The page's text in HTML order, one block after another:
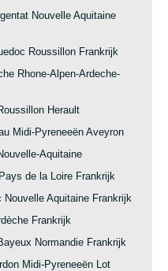
Nouvelle Aquitaine
Roussillon Frankrijk
Rhone-Alpen-Ardeche-
Herault
Midi-Pyreneeën Aveyron
Aquitaine
de la Loire Frankrijk
Aquitaine Frankrijk
Frankrijk
Normandie Frankrijk
Midi-Pyreneeën Lot